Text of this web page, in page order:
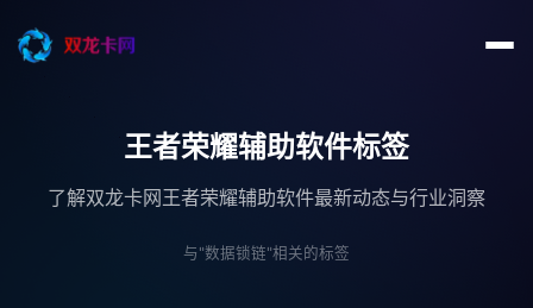
王者荣耀辅助软件标签
了解双龙卡网王者荣耀辅助软件最新动态与行业洞察
与"数据锁链"相关的标签